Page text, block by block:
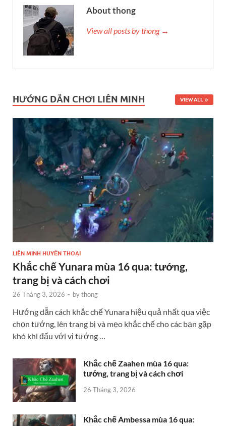
About thong
View all posts by thong →
HƯỚNG DẪN CHƠI LIÊN MINH VIEW ALL
LIÊN MINH HUYỀN THOẠI
Khắc chế Yunara mùa 16 qua: tướng,
trang bị và cách chơi
26 Tháng 3, 2026 - bythong
Hướng dẫn cách khắc chế Yunara hiệu quả nhất qua việc
chọn tướng, lên trang bị và mẹo khắc chế cho các bạn gặp
khó khi đấu với vị tướng …
Khắc chế Zaahen mùa 16 qua:
tướng, trang bị và cách chơi
26 Tháng 3, 2026
Khắc chế Ambessa mùa 16 qua: